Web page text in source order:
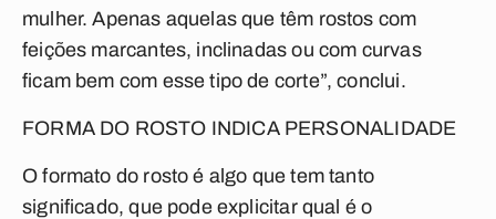
mulher. Apenas aquelas que têm rostos com
feições marcantes, inclinadas ou com curvas
ficam bem com esse tipo de corte”, conclui.
FORMA DO ROSTO INDICA PERSONALIDADE
O formato do rosto é algo que tem tanto
significado, que pode explicitar qual é o